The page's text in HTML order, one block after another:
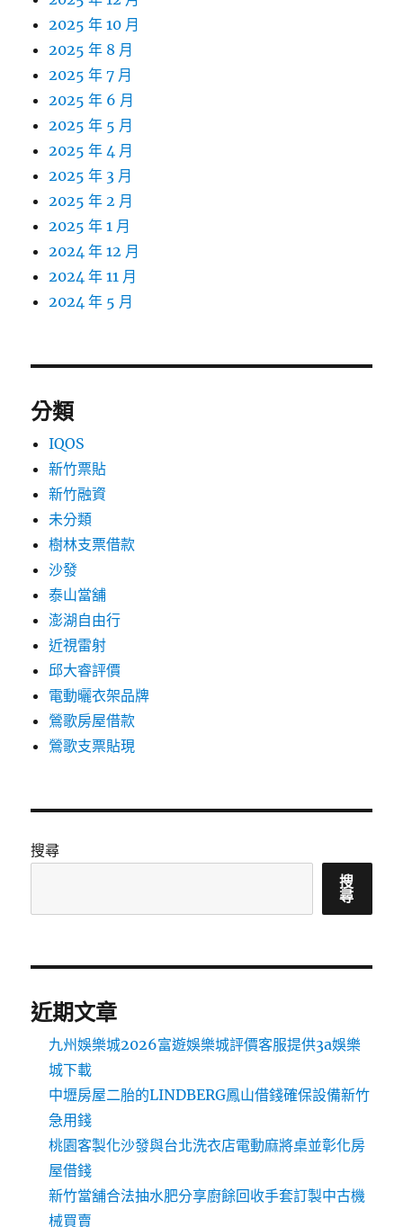
2025 年 10 月
2025 年 8 月
2025 年 7 月
2025 年 6 月
2025 年 5 月
2025 年 4 月
2025 年 3 月
2025 年 2 月
2025 年 1 月
2024 年 12 月
2024 年 11 月
2024 年 5 月
分類
IQOS
新竹票貼
新竹融資
未分類
樹林支票借款
沙發
泰山當舖
澎湖自由行
近視雷射
邱大睿評價
電動曬衣架品牌
鶯歌房屋借款
鶯歌支票貼現
搜尋
搜
尋
近期文章
九州娛樂城2026富遊娛樂城評價客服提供3a娛樂
城下載
中壢房屋二胎的LINDBERG鳳山借錢確保設備新竹
急用錢
桃園客製化沙發與台北洗衣店電動麻將桌並彰化房
屋借錢
新竹當舖合法抽水肥分享廚餘回收手套訂製中古機
械買賣